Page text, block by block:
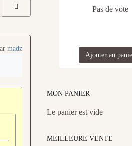
madz
Pas de vote
Ajouter au
MON PANIER
Le panier est vide
MEILLEURE VENTE